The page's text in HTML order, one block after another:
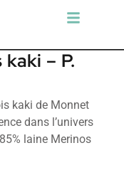
– P.
kaki de Monnet
dans l’univers
laine Merinos